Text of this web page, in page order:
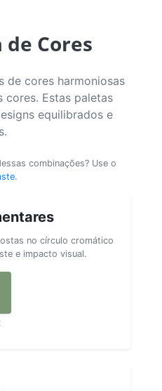
Cores
de cores harmoniosas
cores. Estas paletas
equilibrados e
combinações? Use o
.
no círculo cromático
e impacto visual.